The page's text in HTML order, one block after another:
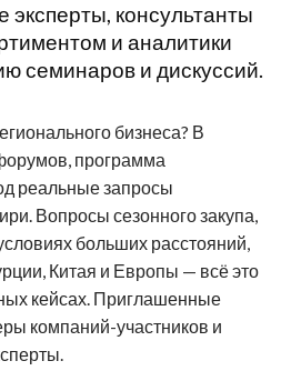
консультанты
и аналитики
семинаров и дискуссий.
бизнеса? В
программа
реальные запросы
Вопросы сезонного закупа,
больших расстояний,
Китая и Европы — всё это
кейсах. Приглашенные
компаний-участников и